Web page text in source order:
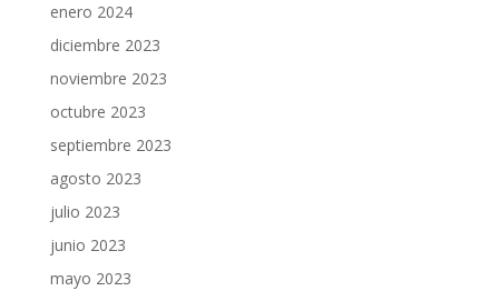
enero 2024
diciembre 2023
noviembre 2023
octubre 2023
septiembre 2023
agosto 2023
julio 2023
junio 2023
mayo 2023